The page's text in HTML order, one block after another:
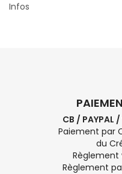
Infos
CB / PAYPAL /
Paiement par
du
Règlement
Règlement